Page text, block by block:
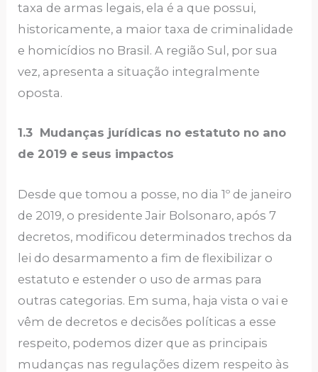
taxa de armas legais, ela é a que possui,
historicamente, a maior taxa de criminalidade
e homicídios no Brasil. A região Sul, por sua
vez, apresenta a situação integralmente
oposta.
1.3 Mudanças jurídicas no estatuto no ano
de 2019 e seus impactos
Desde que tomou a posse, no dia 1º de janeiro
de 2019, o presidente Jair Bolsonaro, após 7
decretos, modificou determinados trechos da
lei do desarmamento a fim de flexibilizar o
estatuto e estender o uso de armas para
outras categorias. Em suma, haja vista o vai e
vêm de decretos e decisões políticas a esse
respeito, podemos dizer que as principais
mudanças nas regulações dizem respeito às